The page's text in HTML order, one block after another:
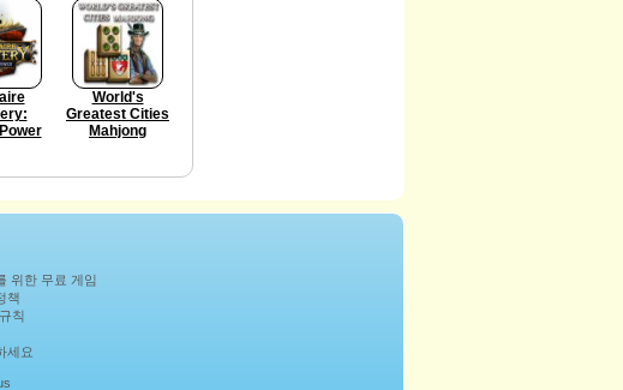
World's
Greatest Cities
Mahjong
위한 무료 게임
책
칙
세요